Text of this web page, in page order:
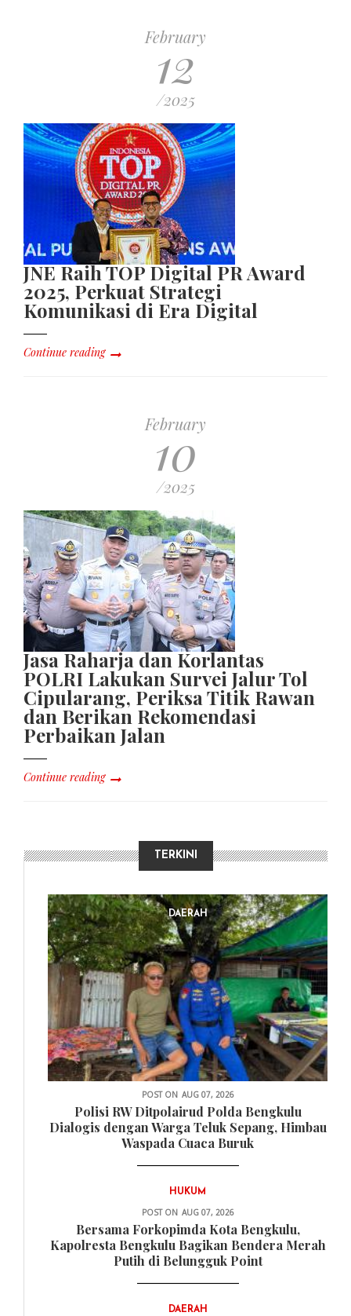
February
12
/2025
JNE Raih TOP Digital PR Award
2025, Perkuat Strategi
Komunikasi di Era Digital
Continue reading
February
10
/2025
Jasa Raharja dan Korlantas
POLRI Lakukan Survei Jalur Tol
Cipularang, Periksa Titik Rawan
dan Berikan Rekomendasi
Perbaikan Jalan
Continue reading
TERKINI
DAERAH
POST ON AUG 07, 2026
Polisi RW Ditpolairud Polda Bengkulu
Dialogis dengan Warga Teluk Sepang, Himbau
Waspada Cuaca Buruk
HUKUM
POST ON AUG 07, 2026
Bersama Forkopimda Kota Bengkulu,
Kapolresta Bengkulu Bagikan Bendera Merah
Putih di Belungguk Point
DAERAH